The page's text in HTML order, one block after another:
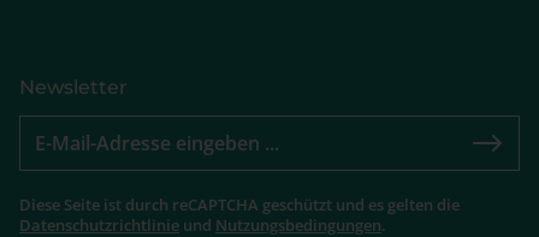
Newsletter
Diese Seite ist durch reCAPTCHA geschützt und es gelten die
Datenschutzrichtlinie und Nutzungsbedingungen.